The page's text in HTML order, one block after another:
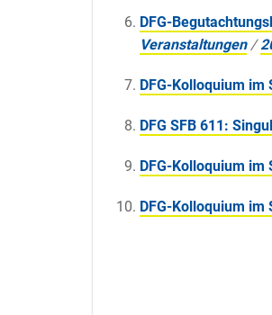
DFG-
Veranstaltungen /
DFG-Kolloquium
DFG SFB 611:
DFG-Kolloquium
DFG-Kolloquium